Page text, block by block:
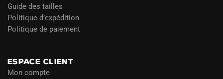
Guide des tailles
Politique d’expédition
Politique de paiement
ESPACE CLIENT
Mon compte